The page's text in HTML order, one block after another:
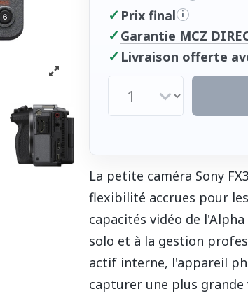
✓ Prix final i
✓ Garantie MCZ
✓ Livraison offerte
La petite caméra Sony
flexibilité accrues pour
capacités vidéo de
solo et à la gestion
actif interne, l'appareil
capturer une plus